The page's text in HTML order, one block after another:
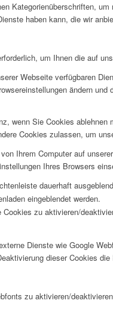
Kategorienüberschriften,
haben kann, die wir
um Ihnen die auf
Webseite verfügbaren
ändern
wenn Sie Cookies
Cookies zulassen, um
Ihrem Computer auf
Ihres Browsers
dauerhaft
eingeblendet werden.
zu aktivieren/
Dienste wie Google
dieser Cookies
zu aktivieren/